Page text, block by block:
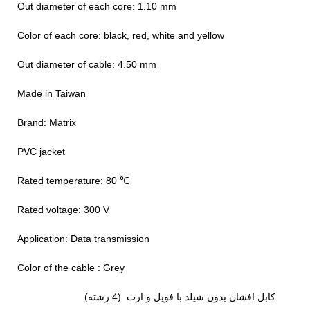
Out diameter of each core: 1.10 mm
Color of each core: black, red, white and yellow
Out diameter of cable: 4.50 mm
Made in Taiwan
Brand: Matrix
PVC jacket
℃ Rated temperature: 80
Rated voltage: 300 V
Application: Data transmission
Color of the cable : Grey
کابل افشان بدون شیلد با فویل و ارت (4 رشته)